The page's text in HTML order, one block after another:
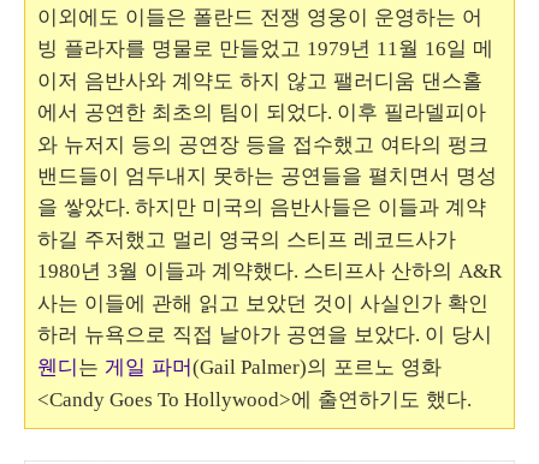
이외에도 이들은 폴란드 전쟁 영웅이 운영하는 어
빙 플라자를 명물로 만들었고 1979년 11월 16일 메
이저 음반사와 계약도 하지 않고 팰러디움 댄스홀
에서 공연한 최초의 팀이 되었다. 이후 필라델피아
와 뉴저지 등의 공연장 등을 접수했고 여타의 펑크
밴드들이 엄두내지 못하는 공연들을 펼치면서 명성
을 쌓았다. 하지만 미국의 음반사들은 이들과 계약
하길 주저했고 멀리 영국의 스티프 레코드사가
1980년 3월 이들과 계약했다. 스티프사 산하의 A&R
사는 이들에 관해 읽고 보았던 것이 사실인가 확인
하러 뉴욕으로 직접 날아가 공연을 보았다. 이 당시
웬디는 게일 파머(Gail Palmer)의 포르노 영화
<Candy Goes To Hollywood>에 출연하기도 했다.